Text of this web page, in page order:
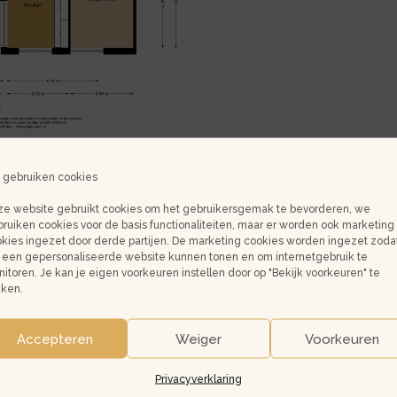
gebruiken cookies
website gebruikt cookies om het gebruikersgemak te bevorderen, we
cookies voor de basis functionaliteiten, maar er worden ook marketing
ingezet door derde partijen. De marketing cookies worden ingezet
gepersonaliseerde website kunnen tonen en om internetgebruik te
Je kan je eigen voorkeuren instellen door op "Bekijk voorkeuren" te
Accepteren Weiger Voorkeuren
Privacyverklaring
+